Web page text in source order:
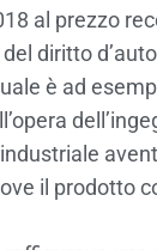
al prezzo
diritto
è ad
il prodotto